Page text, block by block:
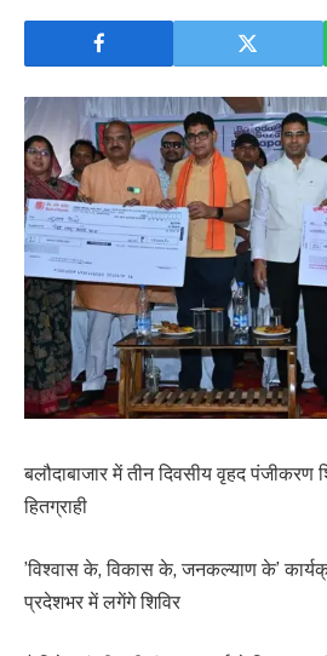
बलौदाबाजार में तीन दिवसीय वृहद पंजीकरण
हितग्राही
​’विश्वास के, विकास के, जनकल्याण के’
प्रदेशभर में लगेंगे शिविर